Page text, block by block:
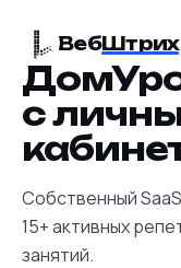
ВебШтрих
с
Собственный
15+ активных
занятий.